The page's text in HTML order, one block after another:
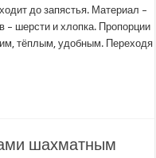
до запястья. Материал –
– шерсти и хлопка. Пропорции
тёплым, удобным. Переходя
шахматным